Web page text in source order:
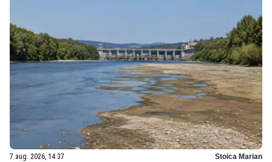
7 aug. 2026, 14:37 Stoica Marian